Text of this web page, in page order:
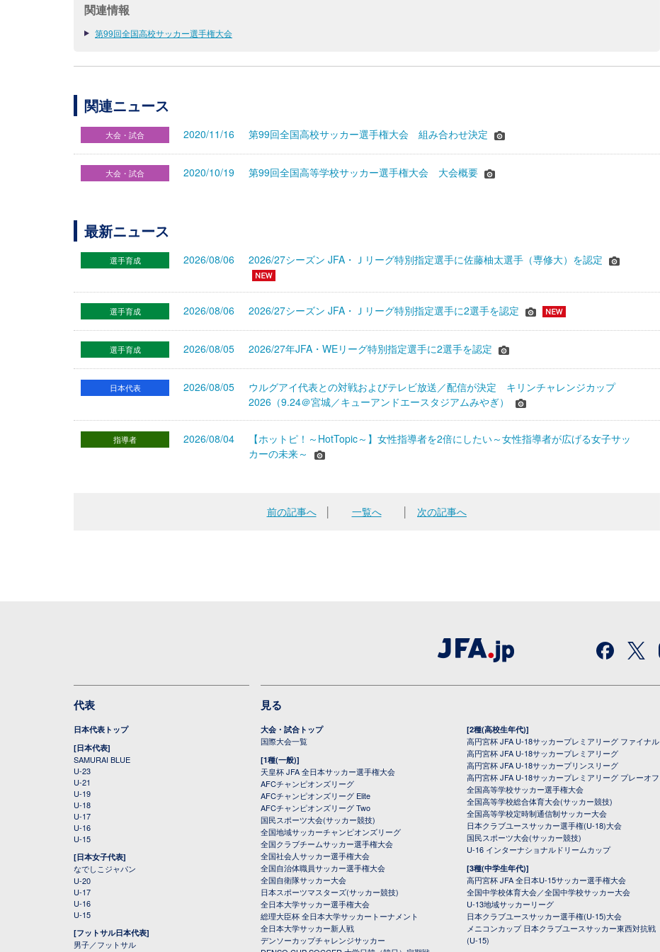
関連情報
第99回全国高校サッカー選手権大会
関連ニュース
大会・試合 2020/11/16 第99回全国高校サッカー選手権大会 組み合わせ決定
大会・試合 2020/10/19 第99回全国高等学校サッカー選手権大会 大会概要
最新ニュース
選手育成 2026/08/06 2026/27シーズン JFA・Ｊリーグ特別指定選手に佐藤柚太選手（専修大）を認定
選手育成 2026/08/06 2026/27シーズン JFA・Ｊリーグ特別指定選手に2選手を認定
選手育成 2026/08/05 2026/27年JFA・WEリーグ特別指定選手に2選手を認定
日本代表 2026/08/05
ウルグアイ代表との対戦およびテレビ放送／配信が決定 キリンチャレンジカップ
2026（9.24＠宮城／キューアンドエースタジアムみやぎ）
指導者 2026/08/04
【ホットピ！～HotTopic～】女性指導者を2倍にしたい～女性指導者が広げる女子サッ
カーの未来～
前の記事へ│ 一覧へ 次の記事へ
代表
日本代表トップ
[日本代表]
SAMURAI BLUE
U-23
U-21
U-19
U-18
U-17
U-16
U-15
[日本女子代表]
なでしこジャパン
U-20
U-17
U-16
U-15
[フットサル日本代表]
男子／フットサル
見る
大会・試合トップ
国際大会一覧
[1種(一般)]
天皇杯 JFA 全日本サッカー選手権大会
AFCチャンピオンズリーグ
AFCチャンピオンズリーグ Elite
AFCチャンピオンズリーグ Two
国民スポーツ大会(サッカー競技)
全国地域サッカーチャンピオンズリーグ
全国クラブチームサッカー選手権大会
全国社会人サッカー選手権大会
全国自治体職員サッカー選手権大会
全国自衛隊サッカー大会
日本スポーツマスターズ(サッカー競技)
全日本大学サッカー選手権大会
総理大臣杯 全日本大学サッカートーナメント
全日本大学サッカー新人戦
デンソーカップチャレンジサッカー
[2種(高校生年代)]
高円宮杯 JFA U-18サッカープレミアリーグ ファイナル
高円宮杯 JFA U-18サッカープレミアリーグ
高円宮杯 JFA U-18サッカープリンスリーグ
高円宮杯 JFA U-18サッカープレミアリーグ プレーオフ
全国高等学校サッカー選手権大会
全国高等学校総合体育大会(サッカー競技)
全国高等学校定時制通信制サッカー大会
日本クラブユースサッカー選手権(U-18)大会
国民スポーツ大会(サッカー競技)
U-16 インターナショナルドリームカップ
[3種(中学生年代)]
高円宮杯 JFA 全日本U-15サッカー選手権大会
全国中学校体育大会／全国中学校サッカー大会
U-13地域サッカーリーグ
日本クラブユースサッカー選手権(U-15)大会
メニコンカップ 日本クラブユースサッカー東西対抗戦
(U-15)